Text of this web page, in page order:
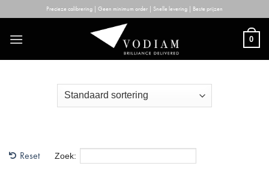
to
content
Precieze calibrering | Geen minimum order | Snelle levering | Beste prijzen
0
Reset Zoek: